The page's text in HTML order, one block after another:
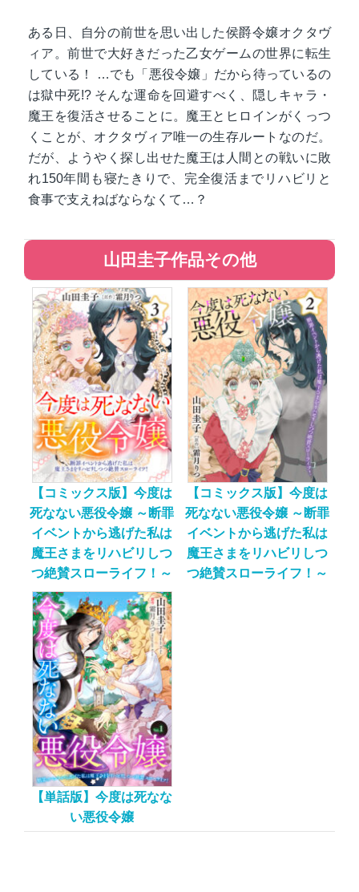
ある日、自分の前世を思い出した侯爵令嬢オクタヴ
ィア。前世で大好きだった乙女ゲームの世界に転生
している！ …でも「悪役令嬢」だから待っているの
は獄中死!? そんな運命を回避すべく、隠しキャラ・
魔王を復活させることに。魔王とヒロインがくっつ
くことが、オクタヴィア唯一の生存ルートなのだ。
だが、ようやく探し出せた魔王は人間との戦いに敗
れ150年間も寝たきりで、完全復活までリハビリと
食事で支えねばならなくて…？
山田圭子作品その他
【コミックス版】今度は
死なない悪役令嬢 ～断罪
イベントから逃げた私は
魔王さまをリハビリしつ
つ絶賛スローライフ！～
【コミックス版】今度は
死なない悪役令嬢 ～断罪
イベントから逃げた私は
魔王さまをリハビリしつ
つ絶賛スローライフ！～
【単話版】今度は死なな
い悪役令嬢